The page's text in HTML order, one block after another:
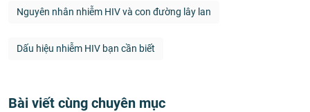
Nguyên nhân nhiễm HIV và con đường lây lan
Dấu hiệu nhiễm HIV bạn cần biết
Bài viết cùng chuyên mục